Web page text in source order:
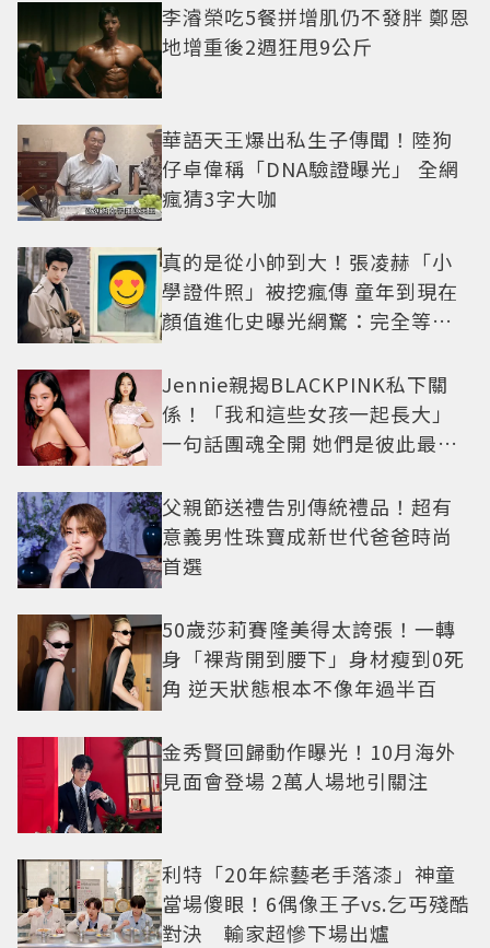
李濬榮吃5餐拼增肌仍不發胖 鄭恩
地增重後2週狂甩9公斤
華語天王爆出私生子傳聞！陸狗
仔卓偉稱「DNA驗證曝光」 全網
瘋猜3字大咖
真的是從小帥到大！張凌赫「小
學證件照」被挖瘋傳 童年到現在
顏值進化史曝光網驚：完全等比
Jennie親揭BLACKPINK私下關
係！「我和這些女孩一起長大」
一句話團魂全開 她們是彼此最強
父親節送禮告別傳統禮品！超有
意義男性珠寶成新世代爸爸時尚
首選
50歲莎莉賽隆美得太誇張！一轉
身「裸背開到腰下」身材瘦到0死
角 逆天狀態根本不像年過半百
金秀賢回歸動作曝光！10月海外
見面會登場 2萬人場地引關注
利特「20年綜藝老手落漆」神童
當場傻眼！6偶像王子vs.乞丐殘酷
對決 輸家超慘下場出爐